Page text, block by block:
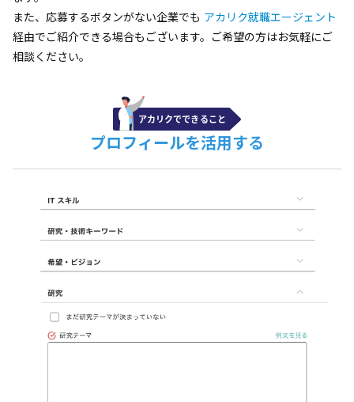
また、応募するボタンがない企業でも アカリク就職エージェント
経由でご紹介できる場合もございます。ご希望の方はお気軽にご
相談ください。
プロフィールを活用する